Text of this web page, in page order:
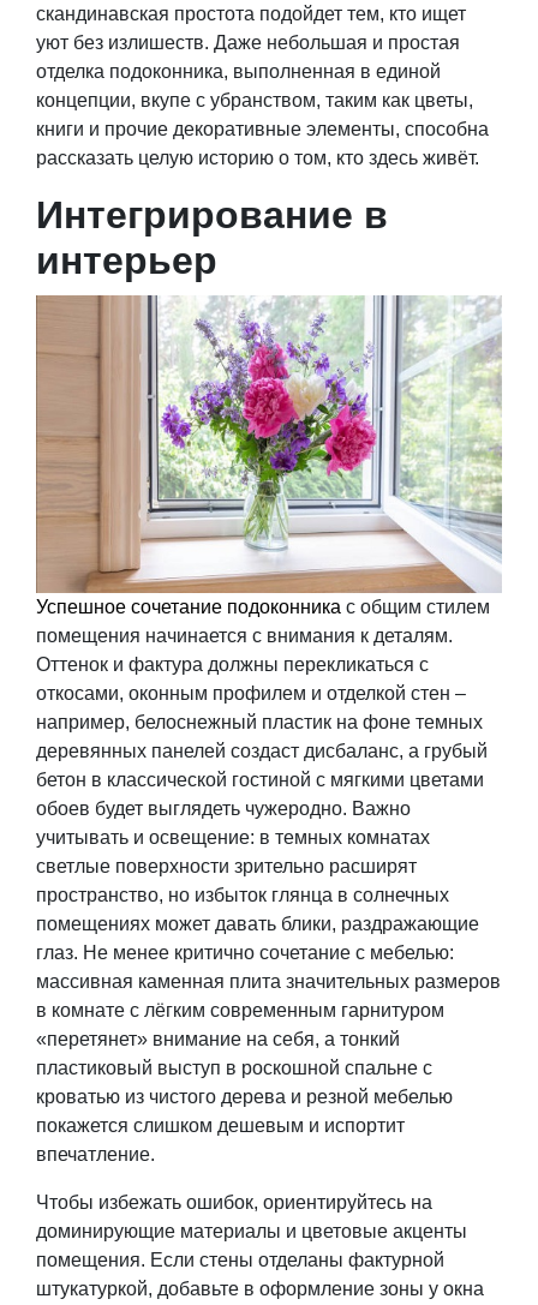
скандинавская простота подойдет тем, кто ищет
уют без излишеств. Даже небольшая и простая
отделка подоконника, выполненная в единой
концепции, вкупе с убранством, таким как цветы,
книги и прочие декоративные элементы, способна
рассказать целую историю о том, кто здесь живёт.
Интегрирование в
интерьер
Успешное сочетание подоконника с общим стилем
помещения начинается с внимания к деталям.
Оттенок и фактура должны перекликаться с
откосами, оконным профилем и отделкой стен –
например, белоснежный пластик на фоне темных
деревянных панелей создаст дисбаланс, а грубый
бетон в классической гостиной с мягкими цветами
обоев будет выглядеть чужеродно. Важно
учитывать и освещение: в темных комнатах
светлые поверхности зрительно расширят
пространство, но избыток глянца в солнечных
помещениях может давать блики, раздражающие
глаз. Не менее критично сочетание с мебелью:
массивная каменная плита значительных размеров
в комнате с лёгким современным гарнитуром
«перетянет» внимание на себя, а тонкий
пластиковый выступ в роскошной спальне с
кроватью из чистого дерева и резной мебелью
покажется слишком дешевым и испортит
впечатление.
Чтобы избежать ошибок, ориентируйтесь на
доминирующие материалы и цветовые акценты
помещения. Если стены отделаны фактурной
штукатуркой, добавьте в оформление зоны у окна